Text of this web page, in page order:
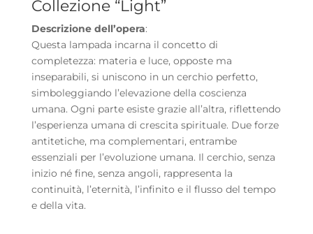
Collezione “Light”
Descrizione dell’opera:
Questa lampada incarna il concetto di
completezza: materia e luce, opposte ma
inseparabili, si uniscono in un cerchio perfetto,
simboleggiando l’elevazione della coscienza
umana. Ogni parte esiste grazie all’altra, riflettendo
l’esperienza umana di crescita spirituale. Due forze
antitetiche, ma complementari, entrambe
essenziali per l’evoluzione umana. Il cerchio, senza
inizio né fine, senza angoli, rappresenta la
continuità, l’eternità, l’infinito e il flusso del tempo
e della vita.